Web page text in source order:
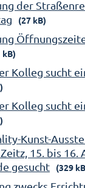
der
(27 kB)
kB)
Kolleg sucht
Kolleg sucht
Kunst-
15. bis 16.
gesucht
(329